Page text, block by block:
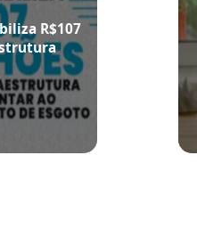
R$107
de